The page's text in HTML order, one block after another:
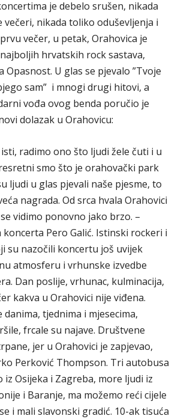
je debelo srušen, nikada
večeri, nikada toliko oduševljenja i
večer, u petak, Orahovica je
hrvatskih rock sastava,
Opasnost. U glas se pjevalo ”Tvoje
sam” i mnogi drugi hitovi, a
vođa ovog benda poručio je
dolazak u Orahovicu:
radimo ono što ljudi žele čuti i u
smo što je orahovački park
ljudi u glas pjevali naše pjesme, to
nagrada. Od srca hvala Orahovici
vidimo ponovno jako brzo. –
Pero Galić. Istinski rockeri i
su nazočili koncertu još uvijek
atmosferu i vrhunske izvedbe
Dan poslije, vrhunac, kulminacija,
kakva u Orahovici nije viđena.
danima, tjednima i mjesecima,
frcale su najave. Društvene
jer u Orahovici je zapjevao,
Perković Thompson. Tri autobusa
iz Osijeka i Zagreba, more ljudi iz
i Baranje, ma možemo reći cijele
i mali slavonski gradić. 10-ak tisuća